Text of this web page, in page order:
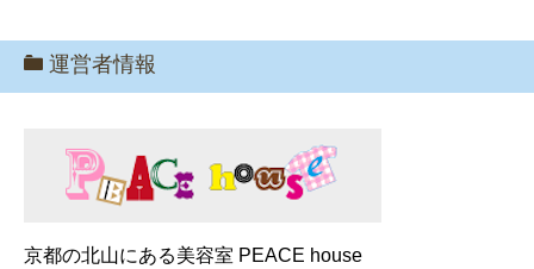
運営者情報
京都の北山にある美容室 PEACE house